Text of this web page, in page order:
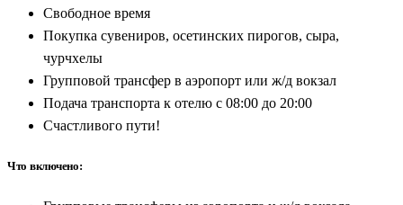
Свободное время
Покупка сувениров, осетинских пирогов, сыра,
чурчхелы
Групповой трансфер в аэропорт или ж/д вокзал
Подача транспорта к отелю с 08:00 до 20:00
Счастливого пути!
Что включено: